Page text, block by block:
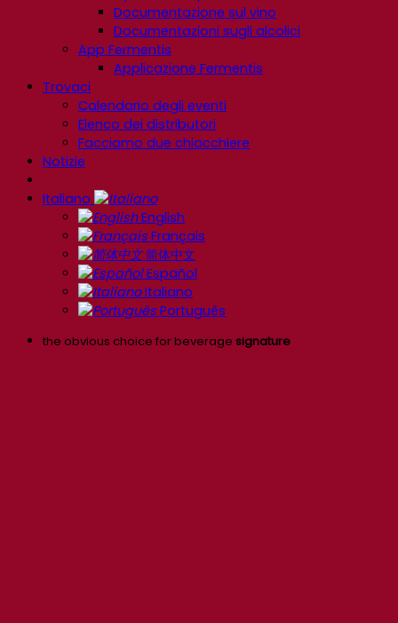
Documentazione sul vino
Documentazioni sugli alcolici
App Fermentis
Applicazione Fermentis
Trovaci
Calendario degli eventi
Elenco dei distributori
Facciamo due chiacchiere
Notizie
Italiano
English
Français
简体中文
Español
Italiano
Português
the obvious choice for beverage signature